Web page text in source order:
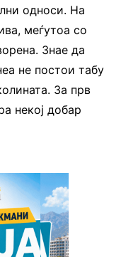
односи. На
меѓутоа со
Знае да
не постои табу
За прв
некој добар